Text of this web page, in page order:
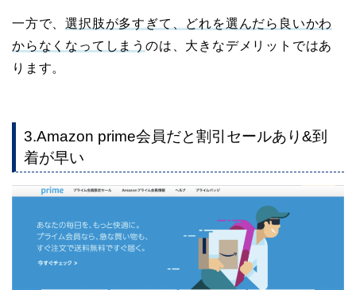
一方で、選択肢が多すぎて、どれを選んだら良いかわ
からなくなってしまうのは、大きなデメリットではあ
ります。
3.Amazon prime会員だと割引セールあり&到
着が早い